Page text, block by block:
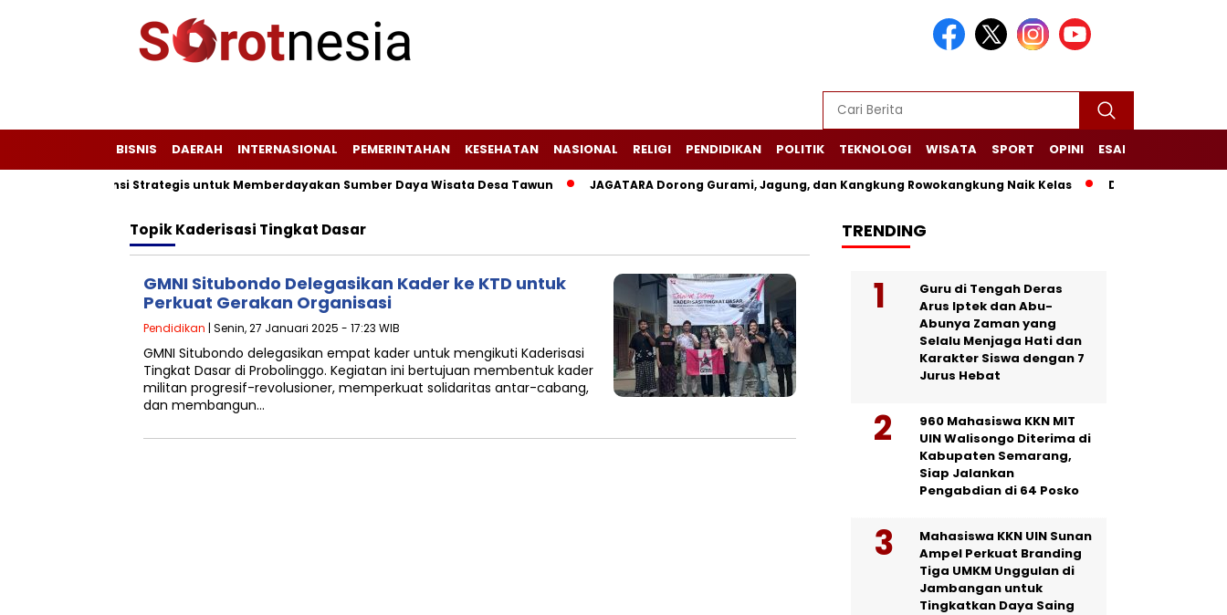
BISNIS DAERAH INTERNASIONAL PEMERINTAHAN KESEHATAN NASIONAL RELIGI PENDIDIKAN POLITIK TEKNOLOGI WISATA SPORT OPINI ESAI
Peta Potensi Strategis untuk Memberdayakan Sumber Daya Wisata Desa Tawun JAGATARA Dorong Gurami, Jagung, dan Kangkung Rowokangkung Naik Kelas Dari Limbah Menjadi
TopikKaderisasi Tingkat Dasar
GMNI Situbondo Delegasikan Kader ke KTD untuk
Perkuat Gerakan Organisasi
Pendidikan | Senin, 27 Januari 2025 - 17:23 WIB
GMNI Situbondo delegasikan empat kader untuk mengikuti Kaderisasi
Tingkat Dasar di Probolinggo. Kegiatan ini bertujuan membentuk kader
militan progresif-revolusioner, memperkuat solidaritas antar-cabang,
dan membangun…
TRENDING
Guru di Tengah Deras
Arus Iptek dan Abu-
Abunya Zaman yang
Selalu Menjaga Hati dan
Karakter Siswa dengan 7
Jurus Hebat
960 Mahasiswa KKN MIT
UIN Walisongo Diterima di
Kabupaten Semarang,
Siap Jalankan
Pengabdian di 64 Posko
Mahasiswa KKN UIN Sunan
Ampel Perkuat Branding
Tiga UMKM Unggulan di
Jambangan untuk
Tingkatkan Daya Saing